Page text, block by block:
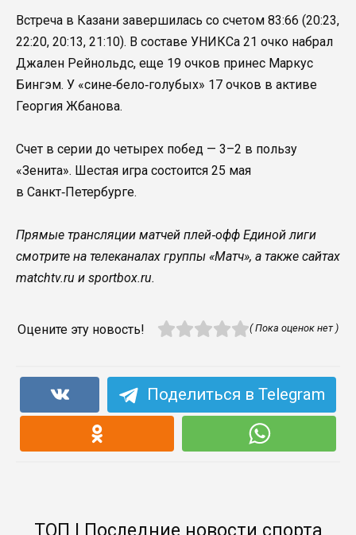
Встреча в Казани завершилась со счетом 83:66 (20:23,
22:20, 20:13, 21:10). В составе УНИКСа 21 очко набрал
Джален Рейнольдс, еще 19 очков принес Маркус
Бингэм. У «сине‑бело‑голубых» 17 очков в активе
Георгия Жбанова.
Счет в серии до четырех побед — 3–2 в пользу
«Зенита». Шестая игра состоится 25 мая
в Санкт‑Петербурге.
Прямые трансляции матчей плей‑офф Единой лиги
смотрите на телеканалах группы «Матч», а также сайтах
matchtv.ru и sportbox.ru.
Оцените эту новость! ( Пока оценок нет )
Поделиться в Telegram